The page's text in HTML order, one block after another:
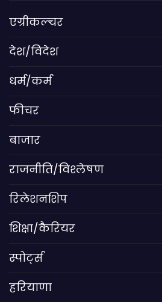
एग्रीकल्चर
देश/विदेश
धर्म/कर्म
फीचर
बाजार
राजनीति/विश्लेषण
रिलेशनशिप
शिक्षा/कैरियर
स्पोर्ट्स
हरियाणा